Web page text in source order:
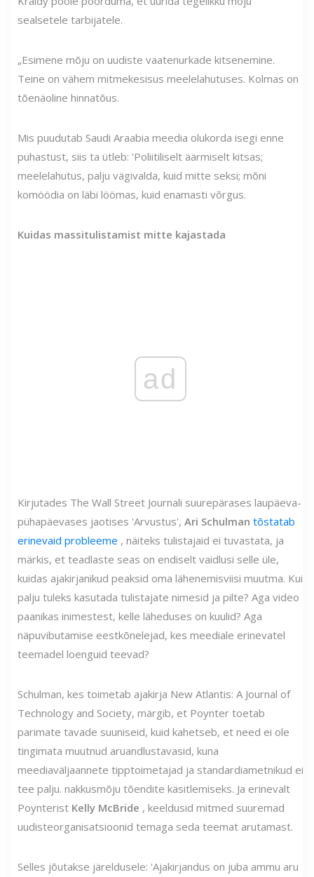
sealsetele tarbijatele.
„Esimene mõju on uudiste vaatenurkade kitsenemine.
Teine on vähem mitmekesisus meelelahutuses. Kolmas on
tõenäoline hinnatõus.
Mis puudutab Saudi Araabia meedia olukorda isegi enne
puhastust, siis ta ütleb: 'Poliitiliselt äärmiselt kitsas;
meelelahutus, palju vägivalda, kuid mitte seksi; mõni
komöödia on läbi löömas, kuid enamasti võrgus.
Kuidas massitulistamist mitte kajastada
ad
Kirjutades The Wall Street Journali suurepärases laupäeva-
pühapäevases jaotises 'Arvustus', Ari Schulman tõstatab
erinevaid probleeme , näiteks tulistajaid ei tuvastata, ja
märkis, et teadlaste seas on endiselt vaidlusi selle üle,
kuidas ajakirjanikud peaksid oma lähenemisviisi muutma. Kui
palju tuleks kasutada tulistajate nimesid ja pilte? Aga video
paanikas inimestest, kelle läheduses on kuulid? Aga
näpuvibutamise eestkõnelejad, kes meediale erinevatel
teemadel loenguid teevad?
Schulman, kes toimetab ajakirja New Atlantis: A Journal of
Technology and Society, märgib, et Poynter toetab
parimate tavade suuniseid, kuid kahetseb, et need ei ole
tingimata muutnud aruandlustavasid, kuna
meediaväljaannete tipptoimetajad ja standardiametnikud ei
tee palju. nakkusmõju tõendite käsitlemiseks. Ja erinevalt
Poynterist Kelly McBride , keeldusid mitmed suuremad
uudisteorganisatsioonid temaga seda teemat arutamast.
Selles jõutakse järeldusele: 'Ajakirjandus on juba ammu aru